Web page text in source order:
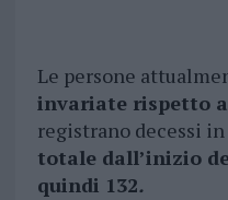
Le persone
invariate rispetto
registrano decessi in
totale dall’inizio
quindi 132.